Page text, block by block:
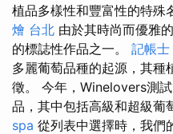
植品多樣性和豐富性的特殊
燴 台北 由於其時尚而優雅
的標誌性作品之一。 記帳士
多麗葡萄品種的起源，其種
徵。 今年，Winelovers測
品，其中包括高級和超級葡
spa 從列表中選擇時，我們